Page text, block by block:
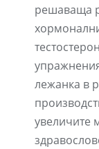
решаваща
лежанка в
увеличите